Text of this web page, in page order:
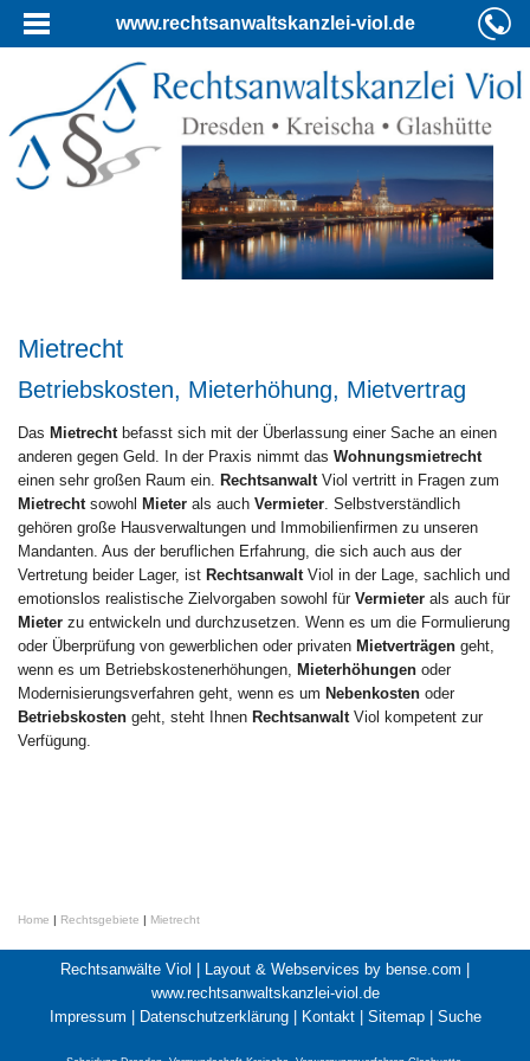
www.rechtsanwaltskanzlei-viol.de
Mietrecht
Betriebskosten, Mieterhöhung, Mietvertrag
Das Mietrecht befasst sich mit der Überlassung einer Sache an einen
anderen gegen Geld. In der Praxis nimmt das Wohnungsmietrecht
einen sehr großen Raum ein. Rechtsanwalt Viol vertritt in Fragen zum
Mietrecht sowohl Mieter als auch Vermieter . Selbstverständlich
gehören große Hausverwaltungen und Immobilienfirmen zu unseren
Mandanten. Aus der beruflichen Erfahrung, die sich auch aus der
Vertretung beider Lager, ist Rechtsanwalt Viol in der Lage, sachlich und
emotionslos realistische Zielvorgaben sowohl für Vermieter als auch für
Mieter zu entwickeln und durchzusetzen. Wenn es um die Formulierung
oder Überprüfung von gewerblichen oder privaten Mietverträgen geht,
wenn es um Betriebskostenerhöhungen, Mieterhöhungen oder
Modernisierungsverfahren geht, wenn es um Nebenkosten oder
Betriebskosten geht, steht Ihnen Rechtsanwalt Viol kompetent zur
Verfügung.
Home | Rechtsgebiete | Mietrecht
Rechtsanwälte Viol | Layout & Webservices by bense.com |
www.rechtsanwaltskanzlei-viol.de
Impressum | Datenschutzerklärung| Kontakt| Sitemap| Suche